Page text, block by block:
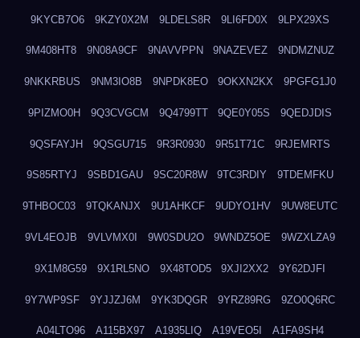
9KYCB7O6 9KZY0X2M 9LDELS8R 9LI6FD0X 9LPX29XS
9M408HT8 9N08A9CF 9NAVVPPN 9NAZEVEZ 9NDMZNUZ
9NKKRBUS 9NM3IO8B 9NPDK8EO 9OKXN2KX 9PGFG1J0
9PIZMO0H 9Q3CVGCM 9Q4799TT 9QE0Y05S 9QEDJDIS
9QSFAYJH 9QSGU715 9R3R0930 9R51T71C 9RJEMRTS
9S85RTYJ 9SBD1GAU 9SC20R8W 9TC3RDIY 9TDEMFKU
9THBOC03 9TQKANJX 9U1AHKCF 9UDYO1HV 9UW8EUTC
9VL4EOJB 9VLVMX0I 9W0SDU2O 9WNDZ5OE 9WZXLZA9
9X1M8G59 9X1RL5NO 9X48TOD5 9XJI2XX2 9Y62DJFI
9Y7WP9SF 9YJJZJ6M 9YK3DQGR 9YRZ89RG 9ZO0Q6RC
A04LTO96 A115BX97 A1935LIQ A19VEO5I A1FA9SH4